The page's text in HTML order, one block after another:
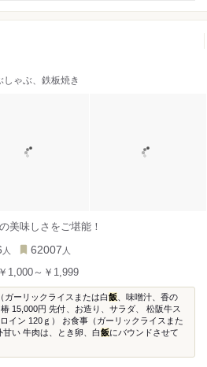
ゃぶ、鉄板焼き
美味しさをご堪能！
人 62007 人
￥1,000～￥1,999
ガーリックライスまたは白飯 、味噌汁、香の
15,000円 先付、お造り、サラダ、 松阪牛ス
イン 120ｇ） お食事（ガーリックライスまた
甘い 牛肉は、とき卵、白飯にバウンドさせて